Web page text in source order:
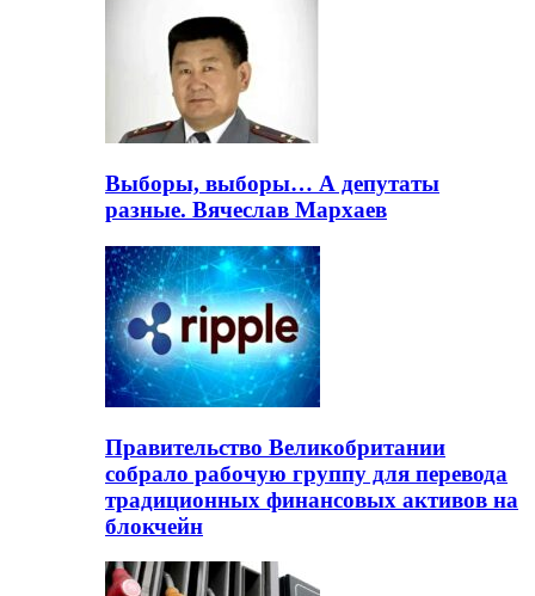
Выборы, выборы… А депутаты
разные. Вячеслав Мархаев
Правительство Великобритании
собрало рабочую группу для перевода
традиционных финансовых активов на
блокчейн